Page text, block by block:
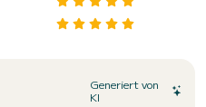
Generiert von
KI